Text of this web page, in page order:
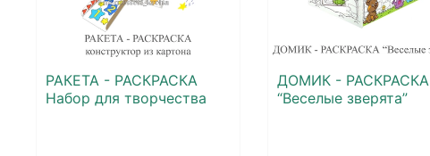
РАКЕТА - РАСКРАСКА
Набор для творчества
ДОМИК - РАСКРАСКА
“Веселые зверята”